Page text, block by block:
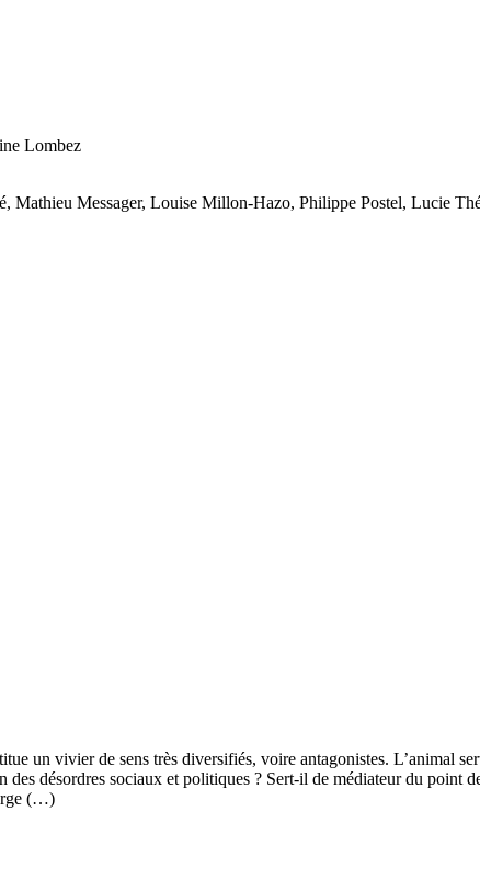
Lombez
Messager, Louise Millon-Hazo, Philippe Postel, Lucie
un vivier de sens très diversifiés, voire antagonistes. L’animal
désordres sociaux et politiques ? Sert-il de médiateur du point
(…)